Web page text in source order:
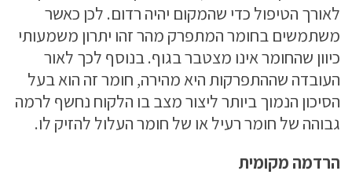
לאורך הטיפול כדי שהמקום יהיה רדום. לכן כאשר
משתמשים בחומר המתפרק מהר זהו יתרון משמעותי
כיוון שהחומר אינו מצטבר בגוף. בנוסף לכך לאור
העובדה שההתפרקות היא מהירה, חומר זה הוא בעל
הסיכון הנמוך ביותר ליצור מצב בו הלקוח נחשף לרמה
גבוהה של חומר רעיל או של חומר העלול להזיק לו.
הרדמה מקומית